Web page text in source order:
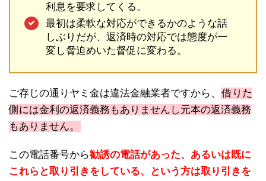
利息を要求してくる。
最初は柔軟な対応ができるかのような話
しぶりだが、返済時の対応では態度が一
変し脅迫めいた督促に変わる。
ご存じの通りヤミ金は違法金融業者ですから、
借りた
側には金利の返済義務もありませんし元本の返済義務
もありません。
この電話番号から勧誘の電話があった、あるいは既に
これらと取り引きをしている、という方は取り引きを